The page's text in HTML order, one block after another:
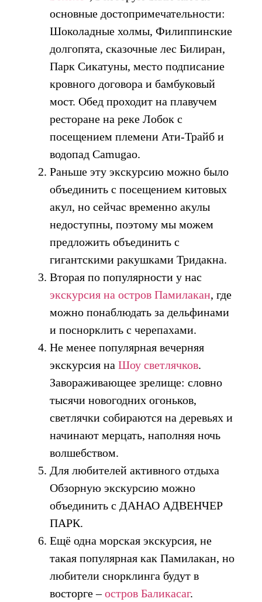
основные достопримечательности:
Шоколадные холмы, Филиппинские
долгопята, сказочные лес Билиран,
Парк Сикатуны, место подписание
кровного договора и бамбуковый
мост. Обед проходит на плавучем
ресторане на реке Лобок с
посещением племени Ати-Трайб и
водопад Camugao.
Раньше эту экскурсию можно было
объединить с посещением китовых
акул, но сейчас временно акулы
недоступны, поэтому мы можем
предложить объединить с
гигантскими ракушками Тридакна.
Вторая по популярности у нас
экскурсия на остров Памилакан, где
можно понаблюдать за дельфинами
и поснорклить с черепахами.
Не менее популярная вечерняя
экскурсия на Шоу светлячков.
Завораживающее зрелище: словно
тысячи новогодних огоньков,
светлячки собираются на деревьях и
начинают мерцать, наполняя ночь
волшебством.
Для любителей активного отдыха
Обзорную экскурсию можно
объединить с ДАНАО АДВЕНЧЕР
ПАРК.
Ещё одна морская экскурсия, не
такая популярная как Памилакан, но
любители снорклинга будут в
восторге –остров Баликасаг.